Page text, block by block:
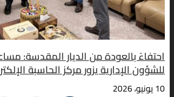
احتفاءً بالعودة من الديار المقدسة:
للشؤون الإدارية يزور مركز الحاسبة
10 يونيو، 2026